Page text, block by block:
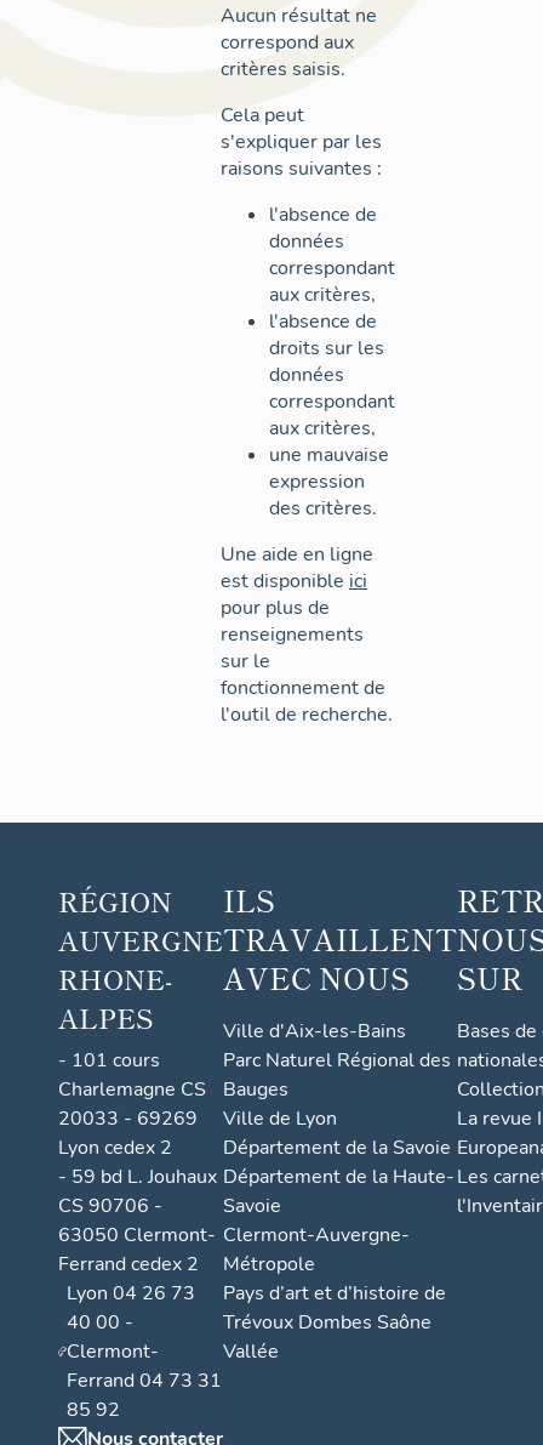
Aucun résultat ne
correspond aux
critères saisis.
Cela peut
s'expliquer par les
raisons suivantes :
l'absence de
données
correspondant
aux critères,
l'absence de
droits sur les
données
correspondant
aux critères,
une mauvaise
expression
des critères.
Une aide en ligne
est disponible ici
pour plus de
renseignements
sur le
fonctionnement de
l'outil de recherche.
RÉGION
AUVERGNE
RHONE-
ALPES
- 101 cours
Charlemagne CS
20033 - 69269
Lyon cedex 2
- 59 bd L. Jouhaux
CS 90706 -
63050 Clermont-
Ferrand cedex 2
Lyon 04 26 73
40 00 -
Clermont-
Ferrand 04 73 31
85 92
Nous contacter
ILS
TRAVAILLENT
AVEC NOUS
Ville d'Aix-les-Bains
Parc Naturel Régional des
Bauges
Ville de Lyon
Département de la Savoie
Département de la Haute-
Savoie
Clermont-Auvergne-
Métropole
Pays d’art et d’histoire de
Trévoux Dombes Saône
Vallée
SUR
Bases
La revue
Les